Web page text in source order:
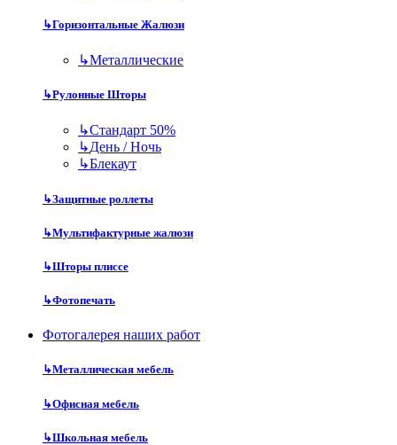
↳Горизонтальные Жалюзи
↳Металлические
↳Рулонные Шторы
↳Стандарт 50%
↳День / Ночь
↳Блекаут
↳Защитные роллеты
↳Мультифактурные жалюзи
↳Шторы плиссе
↳Фотопечать
Фотогалерея наших работ
↳Металлическая мебель
↳Офисная мебель
↳Школьная мебель